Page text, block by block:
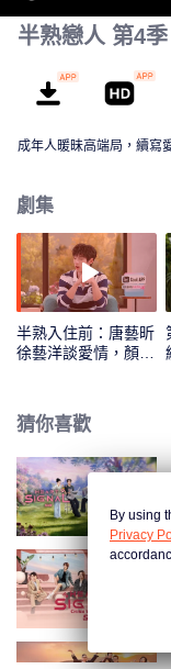
半熟戀人 第4季
成年人暖昧高端局，續寫
劇集
半熟入住前：唐藝昕
徐藝洋談愛情，顏安
猜你喜歡
By using
Privacy